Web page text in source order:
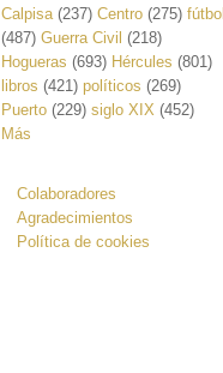
Calpisa (237) Centro (275) fútbol
(487) Guerra Civil (218)
Hogueras (693) Hércules (801)
libros (421) políticos (269)
Puerto (229) siglo XIX (452)
Más
Colaboradores
Agradecimientos
Política de cookies